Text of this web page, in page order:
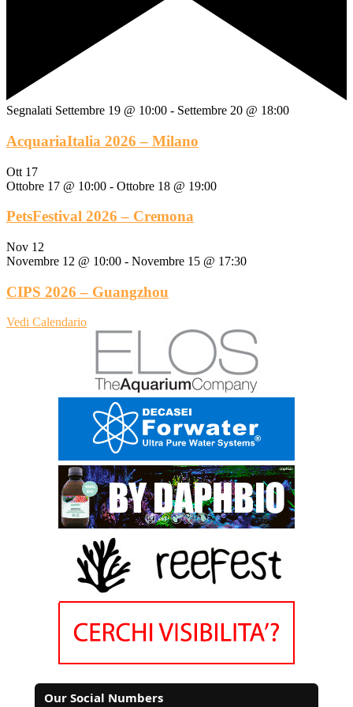
Segnalati Settembre 19 @ 10:00 - Settembre 20 @ 18:00
AcquariaItalia 2026 – Milano
Ott 17
Ottobre 17 @ 10:00 - Ottobre 18 @ 19:00
PetsFestival 2026 – Cremona
Nov 12
Novembre 12 @ 10:00 - Novembre 15 @ 17:30
CIPS 2026 – Guangzhou
Vedi Calendario
Our Social Numbers